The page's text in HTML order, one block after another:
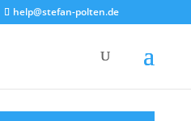
help@stefan-polten.de